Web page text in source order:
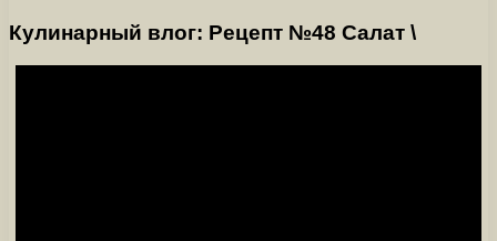
Кулинарный влог: Рецепт №48 Салат \